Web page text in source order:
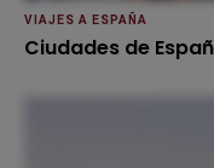
VIAJES A ESPAÑA
Ciudades de